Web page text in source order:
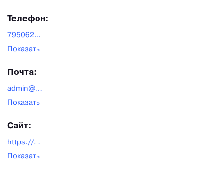
Телефон:
79506263017
Показать
Почта:
admin@patrontash-shop.ru
Показать
Сайт:
https://patrontash-shop.ru/
Показать